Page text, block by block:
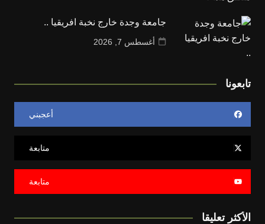
جامعة وجدة خارج نخبة افريقيا ..
أغسطس 7, 2026
تابعونا
أعجبني
متابعة
متابعة
الأكثر تعليقا